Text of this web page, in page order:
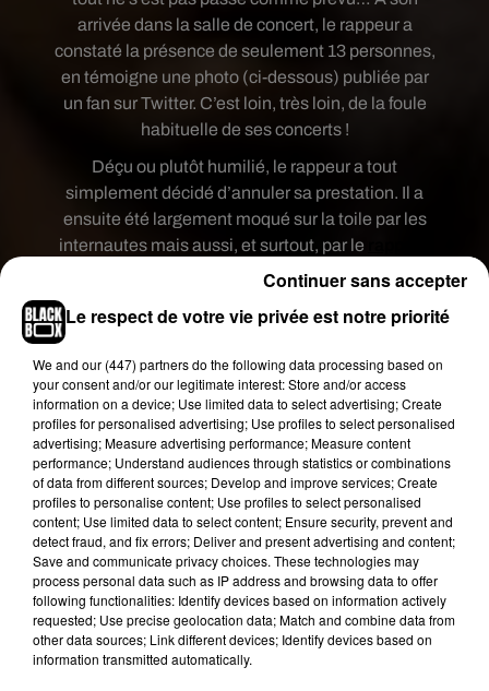
arrivée dans la salle de concert, le rappeur a
constaté la présence de seulement 13 personnes,
en témoigne une photo (ci-dessous) publiée par
un fan sur Twitter. C’est loin, très loin, de la foule
habituelle de ses concerts !
Déçu ou plutôt humilié, le rappeur a tout
simplement décidé d’annuler sa prestation. Il a
ensuite été largement moqué sur la toile par les
internautes mais aussi, et surtout, par le
10 personnes au concert de
Zongo le Bozzo. On me dit à l’oreillette que c’est
ses réseaux sociaux avant de publier des photos
et autres vidéos des quelques fans présents sur
place.
Toutefois, une seconde version vient aujourd’hui
contredire cette première histoire. D’autres fans
du rappeur affirment qu’il y avait «40 personnes à
peu près» (ça reste quand même très peu pour un
concert !). Tout en insistant sur le fait que Rohff a
tout de même «mis le feu pendant presque 2h».
De plus, ce manque de spectateurs serait dû à de
nombreux travaux sur l’autoroute menant au
Le respect de votre vie privée est notre priorité
We and our (447) partnersdo the following data processing based on
your consent and/or our legitimate interest: Store and/or access
information on a device; Use limited data to select advertising; Create
profiles for personalised advertising; Use profiles to select personalised
advertising; Measure advertising performance; Measure content
performance; Understand audiences through statistics or combinations
of data from different sources; Develop and improve services; Create
profiles to personalise content; Use profiles to select personalised
content; Use limited data to select content; Ensure security, prevent and
detect fraud, and fix errors; Deliver and present advertising and content;
Save and communicate privacy choices. These technologies may
process personal data such as IP address and browsing data to offer
following functionalities: Identify devices based on information actively
requested; Use precise geolocation data; Match and combine data from
other data sources; Link different devices; Identify devices based on
information transmitted automatically.
Continuer sans accepter